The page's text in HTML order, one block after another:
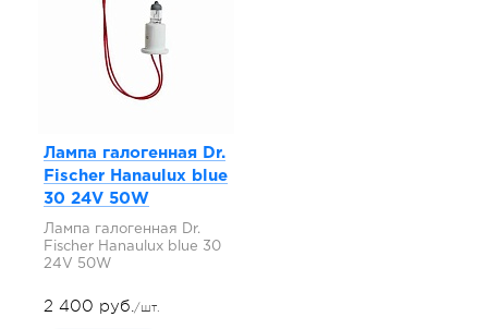
Лампа галогенная Dr.
Fischer Hanaulux blue
30 24V 50W
Лампа галогенная Dr.
Fischer Hanaulux blue 30
24V 50W
2 400 руб./шт.